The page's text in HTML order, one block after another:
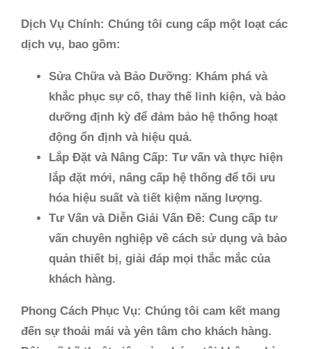
Dịch Vụ Chính: Chúng tôi cung cấp một loạt các
dịch vụ, bao gồm:
Sửa Chữa và Bảo Dưỡng: Khám phá và
khắc phục sự cố, thay thế linh kiện, và bảo
dưỡng định kỳ để đảm bảo hệ thống hoạt
động ổn định và hiệu quả.
Lắp Đặt và Nâng Cấp: Tư vấn và thực hiện
lắp đặt mới, nâng cấp hệ thống để tối ưu
hóa hiệu suất và tiết kiệm năng lượng.
Tư Vấn và Diễn Giải Vấn Đề: Cung cấp tư
vấn chuyên nghiệp về cách sử dụng và bảo
quản thiết bị, giải đáp mọi thắc mắc của
khách hàng.
Phong Cách Phục Vụ: Chúng tôi cam kết mang
đến sự thoải mái và yên tâm cho khách hàng.